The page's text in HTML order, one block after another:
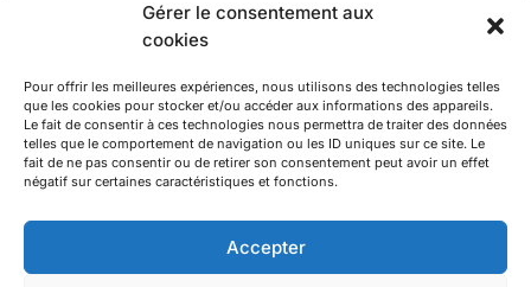
Gérer le consentement aux
cookies
Pour offrir les meilleures expériences, nous utilisons des technologies telles
que les cookies pour stocker et/ou accéder aux informations des appareils.
Le fait de consentir à ces technologies nous permettra de traiter des données
telles que le comportement de navigation ou les ID uniques sur ce site. Le
fait de ne pas consentir ou de retirer son consentement peut avoir un effet
négatif sur certaines caractéristiques et fonctions.
Accepter
Téléphone : 04 78 53 06 40
maisondesculturesasiatiques@asiexpo.com